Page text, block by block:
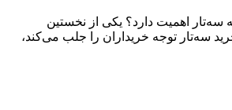
سه‌تار اهمیت دارد؟ یکی از نخستین
سه‌تار توجه خریداران را جلب می‌کند،